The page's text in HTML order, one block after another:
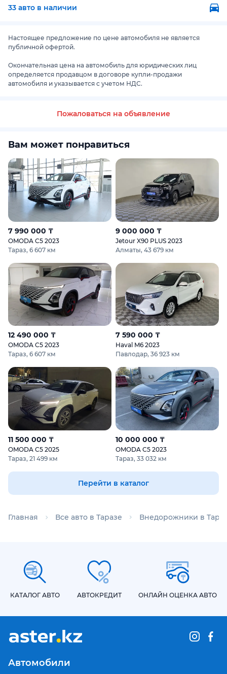
33 авто в наличии
Настоящее предложение по цене автомобиля не является
публичной офертой.
Окончательная цена на автомобиль для юридических лиц
определяется продавцом в договоре купли-продажи
автомобиля и указывается с учетом НДС.
Пожаловаться на объявление
Вам может понравиться
7 990 000 ₸
OMODA C5 2023
Тараз, 6 607 км
9 000 000 ₸
Jetour X90 PLUS 2023
Алматы, 43 679 км
12 490 000 ₸
OMODA C5 2023
Тараз, 6 607 км
7 590 000 ₸
Haval M6 2023
Павлодар, 36 923 км
11 500 000 ₸
OMODA C5 2025
Тараз, 21 499 км
10 000 000 ₸
OMODA C5 2023
Тараз, 33 032 км
Перейти в каталог
Главная Все авто в Таразе Внедорожники в
КАТАЛОГ АВТО АВТОКРЕДИТ ОНЛАЙН ОЦЕНКА АВТО
Автомобили